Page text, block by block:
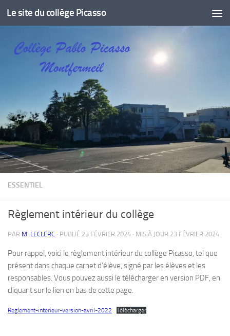
Skip to content
Le site du collège Picasso
ESSENTIEL
Règlement intérieur du collège
PAR M. LECLERC · PUBLIÉ 23 FÉVRIER 2024 · MIS À JOUR 23 FÉVRIER 2024
Pour rappel, voici le règlement intérieur du collège Picasso, tel que
présent dans chaque carnet d’élève, signé par les élèves et les
responsables. Vous pouvez aussi le télécharger en version PDF, en
cliquant sur le lien en bas de cette page.
Reglement-interieur-version-avril-2022 Télécharger